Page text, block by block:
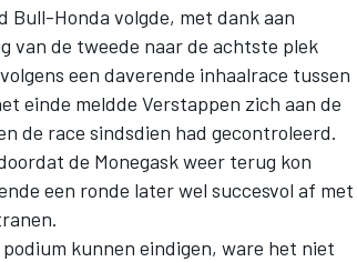
Bull-Honda volgde, met dank aan
van de tweede naar de achtste plek
een daverende inhaalrace tussen
einde meldde Verstappen zich aan de
de race sindsdien had gecontroleerd.
de Monegask weer terug kon
een ronde later wel succesvol af met
kunnen eindigen, ware het niet